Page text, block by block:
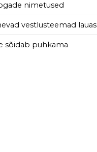
nimetused
vestlusteemad lauas
sõidab puhkama